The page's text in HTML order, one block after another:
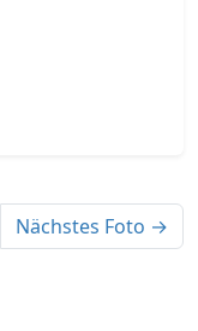
Nächstes Foto →